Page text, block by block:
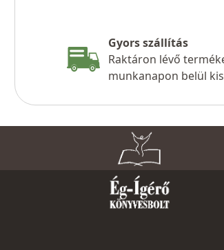
Gyors szállítás
Raktáron lévő
munkanapon belül